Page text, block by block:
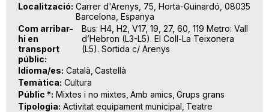
Localització Carrer d'Arenys, 75, Horta-Guinardó, 08035
Barcelona, Espanya
Com arribar-
hi en
transport
públic
Bus: H4, H2, V17, 19, 27, 60, 119 Metro: Vall
d’Hebron (L3-L5). El Coll-La Teixonera
(L5). Sortida c/ Arenys
Idioma/es Català Castellà
Temàtica Cultura
Públic * Mixtes i no mixtes Amb amics Grups grans
Tipologia Activitat equipament municipal Teatre